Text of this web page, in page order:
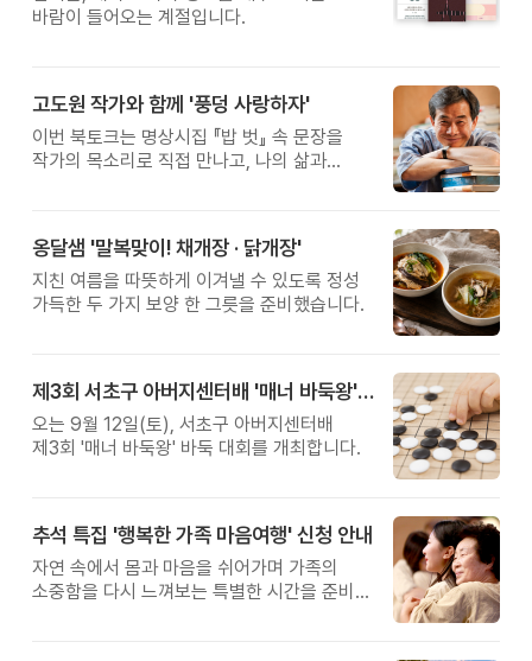
바람이 들어오는 계절입니다.
고도원 작가와 함께 '풍덩 사랑하자'
이번 북토크는 명상시집 『밥 벗』 속 문장을
작가의 목소리로 직접 만나고, 나의 삶과
옹달샘 '말복맞이! 채개장 · 닭개장'
지친 여름을 따뜻하게 이겨낼 수 있도록 정성
가득한 두 가지 보양 한 그릇을 준비했습니다.
제3회 서초구 아버지센터배 '매너 바둑왕' 대회
오는 9월 12일(토), 서초구 아버지센터배
제3회 '매너 바둑왕' 바둑 대회를 개최합니다.
추석 특집 '행복한 가족 마음여행' 신청 안내
자연 속에서 몸과 마음을 쉬어가며 가족의
소중함을 다시 느껴보는 특별한 시간을 준비해